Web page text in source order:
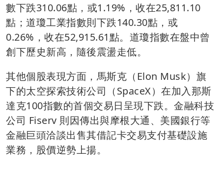
數下跌310.06點，或1.19%，收在25,811.10
點；道瓊工業指數則下跌140.30點，或
0.26%，收在52,915.61點。道瓊指數在盤中曾
創下歷史新高，隨後震盪走低。
其他個股表現方面，馬斯克（Elon Musk）旗
下的太空探索技術公司（SpaceX）在加入那斯
達克100指數的首個交易日呈現下跌。金融科技
公司 Fiserv 則因傳出與摩根大通、美國銀行等
金融巨頭洽談出售其借記卡交易支付基礎設施
業務，股價逆勢上揚。